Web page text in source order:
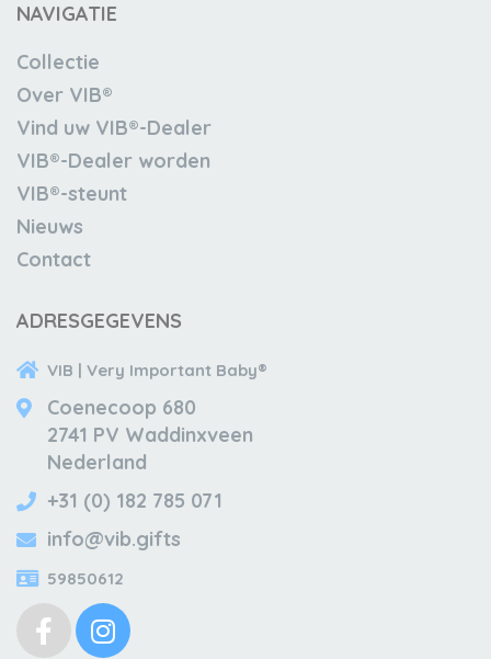
NAVIGATIE
Collectie
Over VIB®
Vind uw VIB®-Dealer
VIB®-Dealer worden
VIB®-steunt
Nieuws
Contact
ADRESGEGEVENS
VIB | Very Important Baby®
Coenecoop 680
2741 PV Waddinxveen
Nederland
+31 (0) 182 785 071
info@vib.gifts
59850612